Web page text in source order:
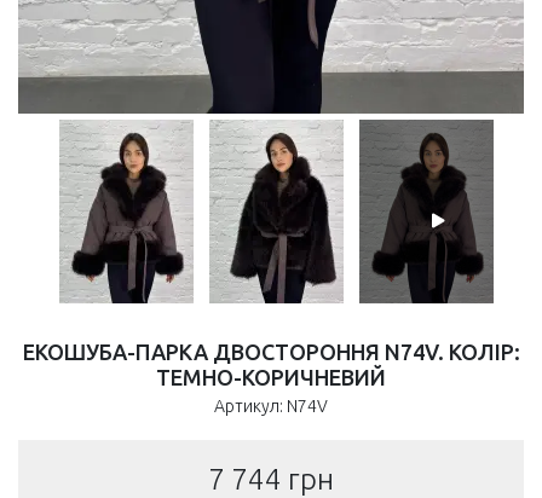
ЕКОШУБА-ПАРКА ДВОСТОРОННЯ N74V. КОЛІР:
ТЕМНО-КОРИЧНЕВИЙ
Артикул: N74V
7 744 грн